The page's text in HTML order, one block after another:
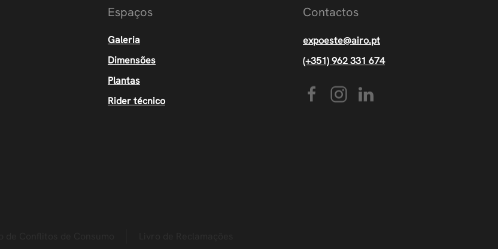
Espaços
Galeria
Dimensões
Plantas
Rider técnico
Contactos
expoeste@airo.pt
(+351) 962 331 674